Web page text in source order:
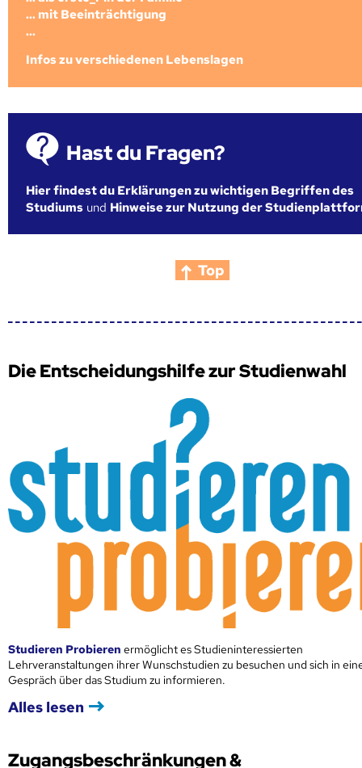
... mit Beeinträchtigung
...
Infos zu verschiedenen Lebenslagen
Hast du Fragen?
Hier findest du Erklärungen zu wichtigen Begriffen des
Studiums und Hinweise zur Nutzung der
Top
Die Entscheidungshilfe zur Studienwahl
Studieren Probieren ermöglicht es Studieninteressierten
Lehrveranstaltungen ihrer Wunschstudien zu besuchen und sich in
Gespräch über das Studium zu informieren.
Alles lesen
Zugangsbeschränkungen &